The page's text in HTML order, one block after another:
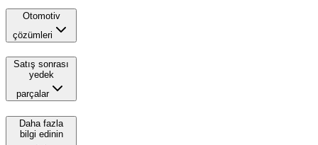
Otomotiv
çözümleri
Satış sonrası
yedek
parçalar
Daha fazla
bilgi edinin